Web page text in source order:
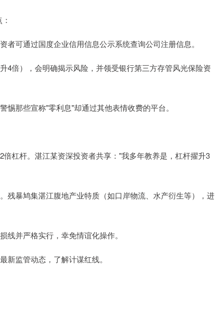
可通过国度企业信用信息公示系统查询公司注册信息。
4倍），会明确揭示风险，并领受银行第三方存管风光保险资
那些宣称"零利息"却通过其他表情收费的平台。
杠杆。湛江某资深投资者共享："我多年教养是，杠杆擢升3
残暴鸠集湛江腹地产业特质（如口岸物流、水产衍生等），进
并严格实行，幸免情谊化操作。
监管动态，了解计谋红线。